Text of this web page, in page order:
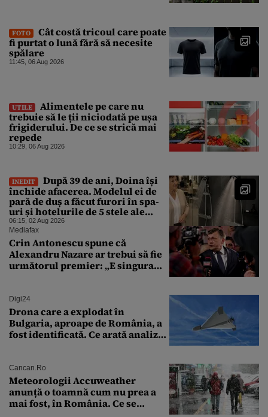
FOTO
Cât costă tricoul care poate
fi purtat o lună fără să necesite
spălare
11:45, 06 Aug 2026
UTILE
Alimentele pe care nu
trebuie să le ții niciodată pe ușa
frigiderului. De ce se strică mai
repede
10:29, 06 Aug 2026
INEDIT
După 39 de ani, Doina își
închide afacerea. Modelul ei de
pară de duș a făcut furori în spa-
uri și hotelurile de 5 stele ale
lumii. Ce nu a mai mers
06:15, 02 Aug 2026
Mediafax
Crin Antonescu spune că
Alexandru Nazare ar trebui să fie
următorul premier: „E singura
Digi24
Drona care a explodat în
Bulgaria, aproape de România, a
fost identificată. Ce arată analiza
Cancan.ro
Meteorologii Accuweather
anunță o toamnă cum nu prea a
mai fost, în România. Ce se